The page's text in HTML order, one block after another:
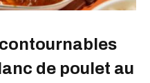
de poulet au